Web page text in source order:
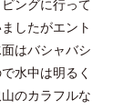
ングに行って
したがエント
はバシャバシ
水中は明るく
のカラフルな